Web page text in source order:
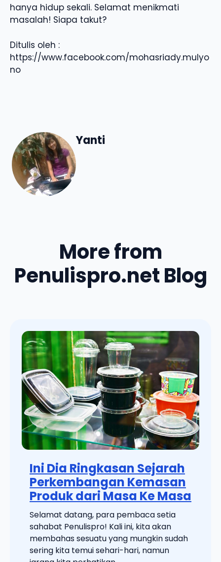
hanya hidup sekali. Selamat menikmati
masalah! Siapa takut?
Ditulis oleh :
https://www.facebook.com/mohasriady.mulyo
no
Yanti
More from
Penulispro.net Blog
Ini Dia Ringkasan Sejarah
Perkembangan Kemasan
Produk dari Masa Ke Masa
Selamat datang, para pembaca setia
sahabat Penulispro! Kali ini, kita akan
membahas sesuatu yang mungkin sudah
sering kita temui sehari-hari, namun